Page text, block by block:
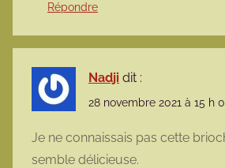
Répondre
Nadji dit :
28 novembre 2021 à 15 h
Je ne connaissais pas cette
semble délicieuse.